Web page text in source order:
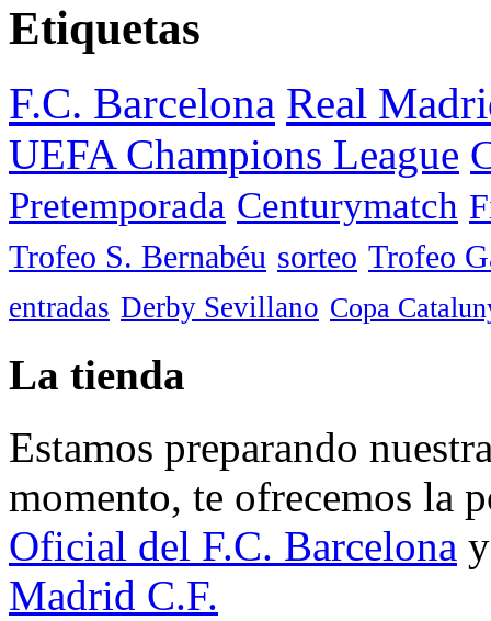
Etiquetas
F.C. Barcelona Real
UEFA Champions League
Pretemporada Centurymatch
Trofeo S. Bernabéu sorteo Trofeo
entradas Derby Sevillano Copa
La tienda
Estamos preparando
momento, te ofrecemos la
Oficial del F.C. Barcelona
Madrid C.F.